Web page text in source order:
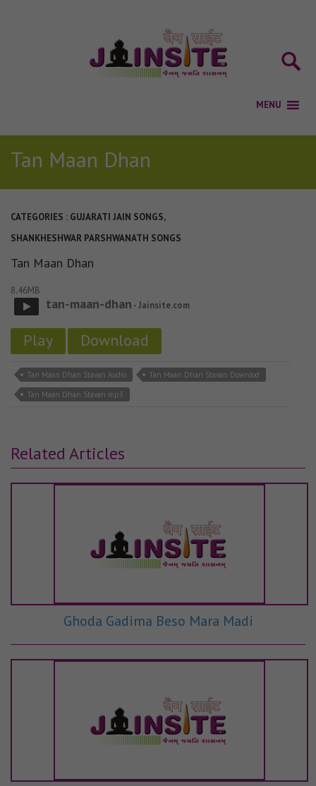
Tan Maan Dhan
CATEGORIES : GUJARATI JAIN SONGS,
SHANKHESHWAR PARSHWANATH SONGS
Tan Maan Dhan
8.46MB
tan-maan-dhan - Jainsite.com
Play Download
Tan Maan Dhan Stavan Audio
Tan Maan Dhan Stavan Downlod
Tan Maan Dhan Stavan mp3
Related Articles
Ghoda Gadima Beso Mara Madi